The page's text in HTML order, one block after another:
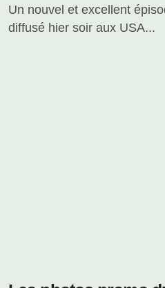
Un nouvel et excellent épisode de The 100 a été
diffusé hier soir aux USA...